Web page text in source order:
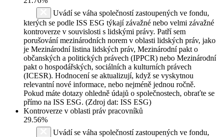
Uvádí se váha společností zastoupených ve fondu,
kterých se podle ISS ESG týkají závažné nebo velmi závažné
kontroverze v souvislosti s lidskými právy. Patří sem
porušování mezinárodních norem v oblasti lidských práv, jako
je Mezinárodní listina lidských práv, Mezinárodní pakt o
občanských a politických právech (IPPCR) nebo Mezinárodní
pakt o hospodářských, sociálních a kulturních právech
(ICESR). Hodnocení se aktualizují, když se vyskytnou
relevantní nové informace, nebo nejméně jednou ročně.
Pokud máte dotazy ohledně údajů o společnostech, obraťte se
přímo na ISS ESG. (Zdroj dat: ISS ESG)
Kontroverze v oblasti práv pracovníků
29.56%
Uvádí se váha společností zastoupených ve fondu,